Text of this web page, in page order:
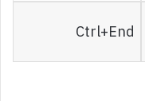
Ctrl+End